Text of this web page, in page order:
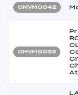
OMVM0042
OMVM0033